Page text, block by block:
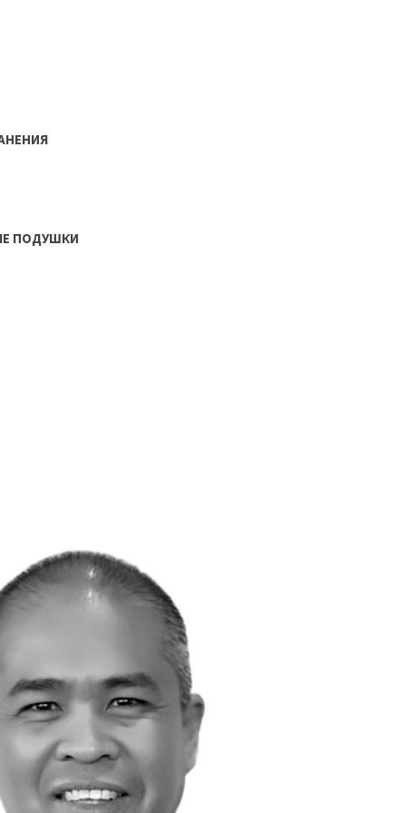
ПОДУШКИ